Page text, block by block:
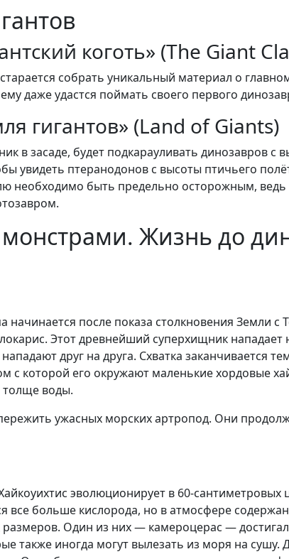
коготь» (The Giant
собрать уникальный материал о
даже удастся поймать своего первого
гигантов» (Land of Giants)
в засаде, будет подкарауливать динозавров
увидеть птеранодонов с высоты птичьего
необходимо быть предельно осторожным,
монстрами. Жизнь до
начинается после показа столкновения Земли
Этот древнейший суперхищник
друг на друга. Схватка заканчивается
с которой его окружают маленькие хордовые
толще воды.
ужасных морских артропод. Они
эволюционирует в 60-
все больше кислорода, но в атмосфере
Один из них — камероцерас —
также иногда могут вылезать из моря на